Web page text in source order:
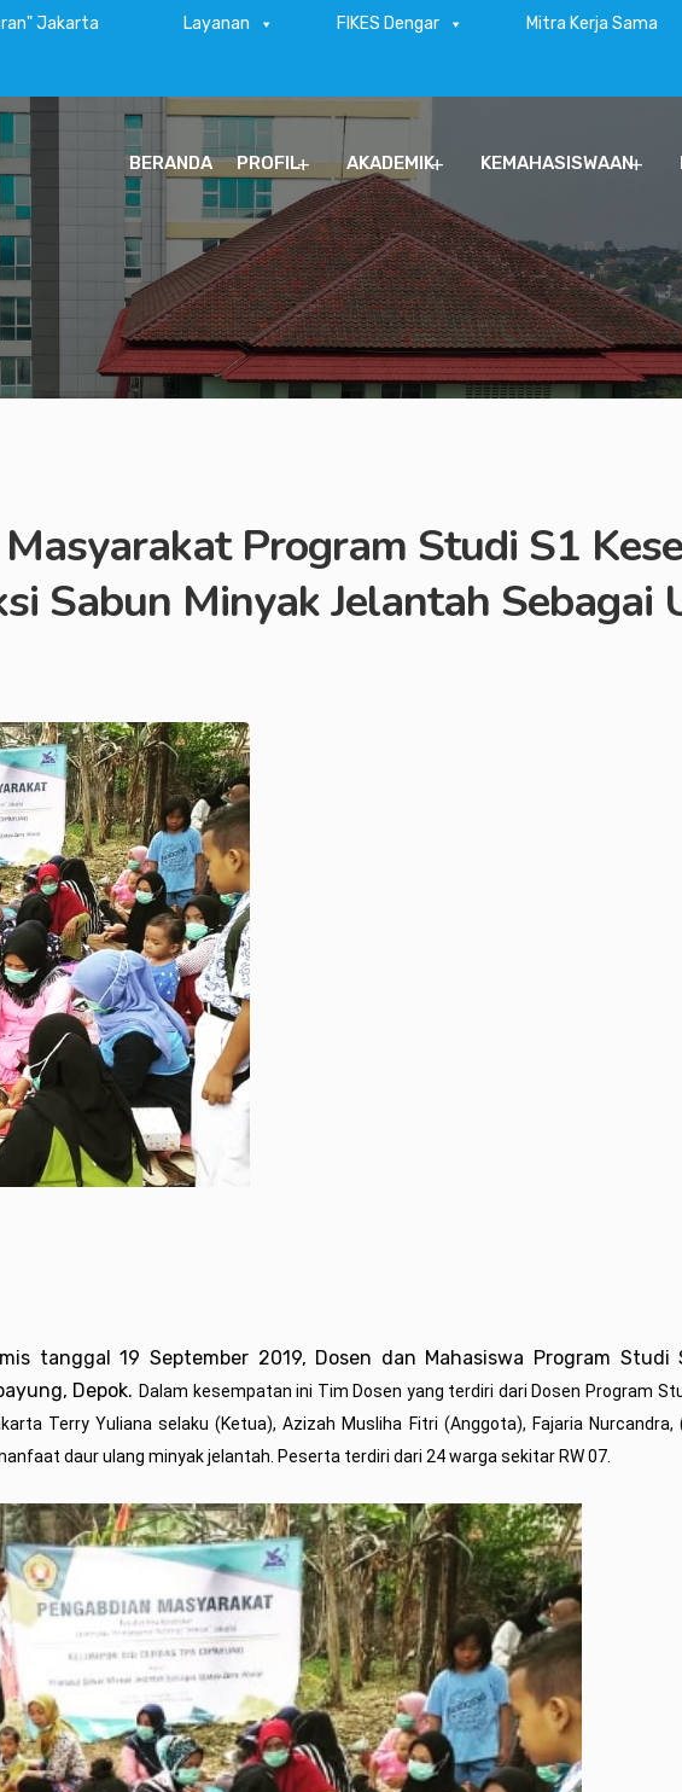
Jakarta Layanan FIKES Dengar Mitra Kerja Sama
BERANDA PROFIL AKADEMIK KEMAHASISWAAN
Program Studi S1
Sabun Minyak Jelantah Sebagai
tanggal 19 September 2019, Dosen dan Mahasiswa Program Studi
Depok. Dalam kesempatan ini Tim Dosen yang terdiri dari Dosen Program
Terry Yuliana selaku (Ketua), Azizah Musliha Fitri (Anggota), Fajaria
daur ulang minyak jelantah. Peserta terdiri dari 24 warga sekitar RW 07.